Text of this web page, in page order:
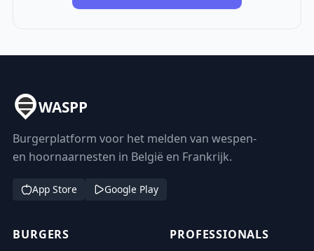
WASPP
Burgerplatform voor het melden van wespen-
en hoornaarnesten in België en Frankrijk.
App Store Google Play
BURGERS
PROFESSIONALS